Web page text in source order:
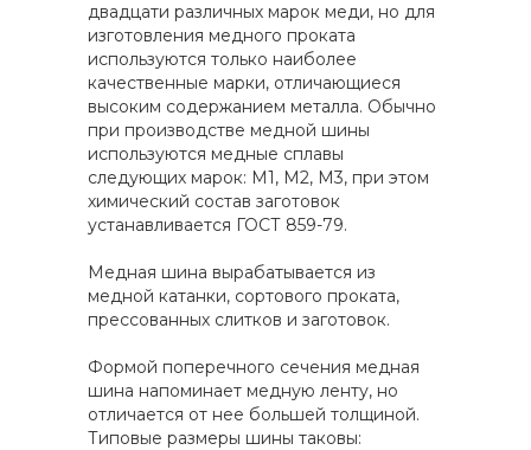
двадцати различных марок меди, но для
изготовления медного проката
используются только наиболее
качественные марки, отличающиеся
высоким содержанием металла. Обычно
при производстве медной шины
используются медные сплавы
следующих марок: М1, М2, М3, при этом
химический состав заготовок
устанавливается ГОСТ 859-79.
Медная шина вырабатывается из
медной катанки, сортового проката,
прессованных слитков и заготовок.
Формой поперечного сечения медная
шина напоминает медную ленту, но
отличается от нее большей толщиной.
Типовые размеры шины таковы: